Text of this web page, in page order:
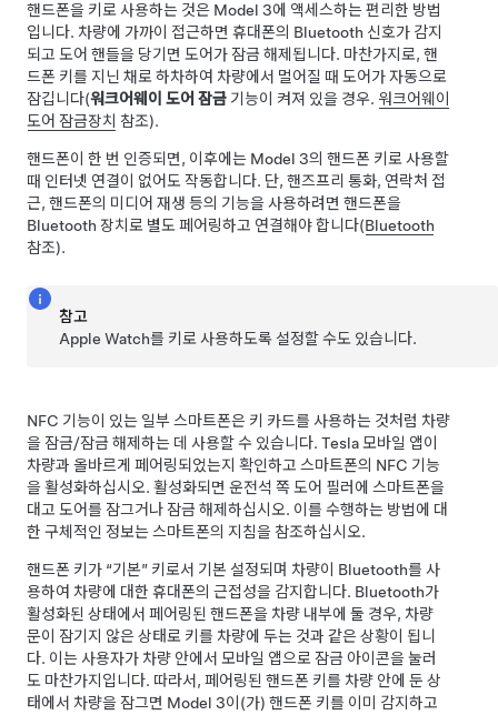
핸드폰을 키로 사용하는 것은 Model 3에 액세스하는 편리한 방법
입니다. 차량에 가까이 접근하면 휴대폰의 Bluetooth 신호가 감지
되고 도어 핸들을 당기면 도어가 잠금 해제됩니다. 마찬가지로, 핸
드폰 키를 지닌 채로 하차하여 차량에서 멀어질 때 도어가 자동으로
잠깁니다(워크어웨이 도어 잠금 기능이 켜져 있을 경우. 워크어웨이
도어 잠금장치 참조).
핸드폰이 한 번 인증되면, 이후에는 Model 3의 핸드폰 키로 사용할
때 인터넷 연결이 없어도 작동합니다. 단, 핸즈프리 통화, 연락처 접
근, 핸드폰의 미디어 재생 등의 기능을 사용하려면 핸드폰을
Bluetooth 장치로 별도 페어링하고 연결해야 합니다(Bluetooth
참조).
참고
Apple Watch를 키로 사용하도록 설정할 수도 있습니다.
NFC 기능이 있는 일부 스마트폰은 키 카드를 사용하는 것처럼 차량
을 잠금/잠금 해제하는 데 사용할 수 있습니다. Tesla 모바일 앱이
차량과 올바르게 페어링되었는지 확인하고 스마트폰의 NFC 기능
을 활성화하십시오. 활성화되면 운전석 쪽 도어 필러에 스마트폰을
대고 도어를 잠그거나 잠금 해제하십시오. 이를 수행하는 방법에 대
한 구체적인 정보는 스마트폰의 지침을 참조하십시오.
핸드폰 키가 “기본” 키로서 기본 설정되며 차량이 Bluetooth를 사
용하여 차량에 대한 휴대폰의 근접성을 감지합니다. Bluetooth가
활성화된 상태에서 페어링된 핸드폰을 차량 내부에 둘 경우, 차량
문이 잠기지 않은 상태로 키를 차량에 두는 것과 같은 상황이 됩니
다. 이는 사용자가 차량 안에서 모바일 앱으로 잠금 아이콘을 눌러
도 마찬가지입니다. 따라서, 페어링된 핸드폰 키를 차량 안에 둔 상
태에서 차량을 잠그면 Model 3이(가) 핸드폰 키를 이미 감지하고